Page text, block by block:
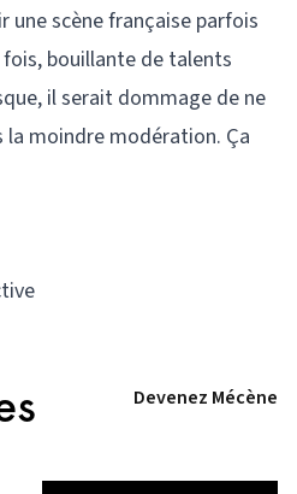
une scène française parfois
bouillante de talents
il serait dommage de ne
la moindre modération. Ça
Devenez Mécène